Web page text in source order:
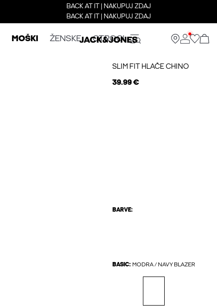
BACK AT IT | NAKUPUJ ZDAJ
BACK AT IT | NAKUPUJ ZDAJ
MOŠKI ŽENSKE OTROCI
SLIM FIT HLAČE CHINO
39.99 €
BARVE:
BASIC: MODRA / NAVY BLAZER